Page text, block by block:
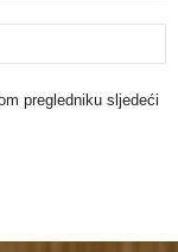
pregledniku sljedeći